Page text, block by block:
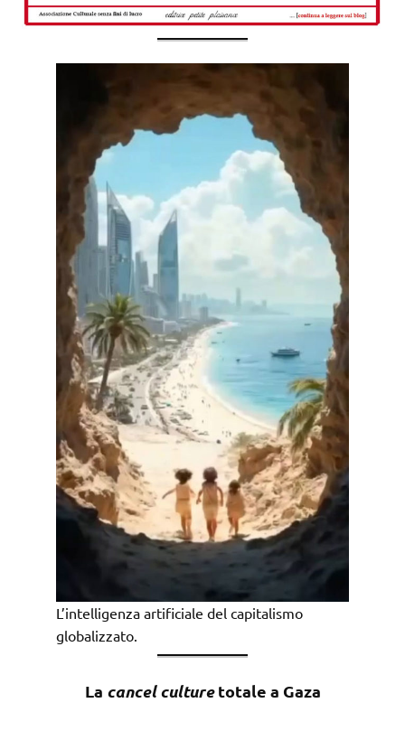
L’intelligenza artificiale del capitalismo
globalizzato.
La cancel culturetotale a Gaza